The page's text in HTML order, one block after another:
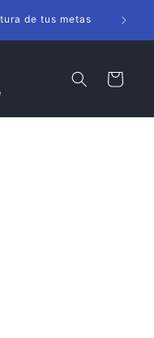
de tus metas
Carrito